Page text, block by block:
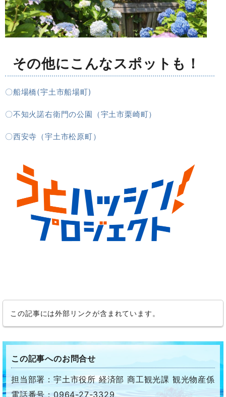
その他にこんなスポットも！
〇船場橋(宇土市船場町)
〇不知火諾右衛門の公園（宇土市栗崎町）
〇西安寺（宇土市松原町）
この記事には外部リンクが含まれています。
この記事へのお問合せ
担当部署：宇土市役所 経済部 商工観光課 観光物産係
電話番号：0964-27-3329